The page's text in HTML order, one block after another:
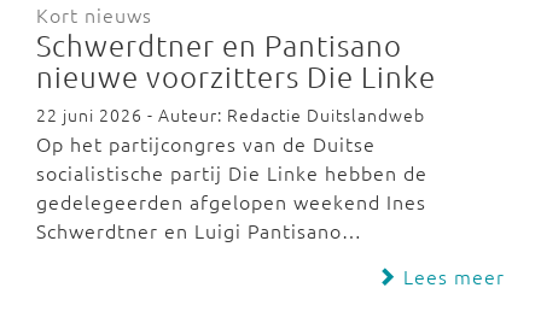
Kort nieuws
Schwerdtner en Pantisano
nieuwe voorzitters Die Linke
22 juni 2026 - Auteur: Redactie Duitslandweb
Op het partijcongres van de Duitse
socialistische partij Die Linke hebben de
gedelegeerden afgelopen weekend Ines
Schwerdtner en Luigi Pantisano…
Lees meer